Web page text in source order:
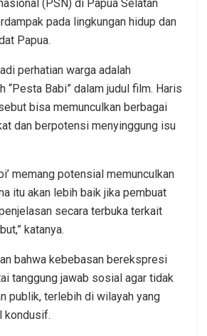
(PSN) di Papua Selatan
pada lingkungan hidup dan
Papua.
perhatian warga adalah
“Pesta Babi” dalam judul film. Haris
bisa memunculkan berbagai
dan berpotensi menyinggung isu
memang potensial memunculkan
itu akan lebih baik jika pembuat
secara terbuka terkait
katanya.
bahwa kebebasan berekspresi
tanggung jawab sosial agar tidak
publik, terlebih di wilayah yang
kondusif.